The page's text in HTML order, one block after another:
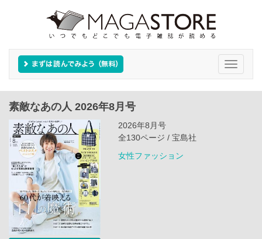
Toggle
素敵なあの人 2026年8月号
2026年8月号
全130ページ / 宝島社
女性ファッション